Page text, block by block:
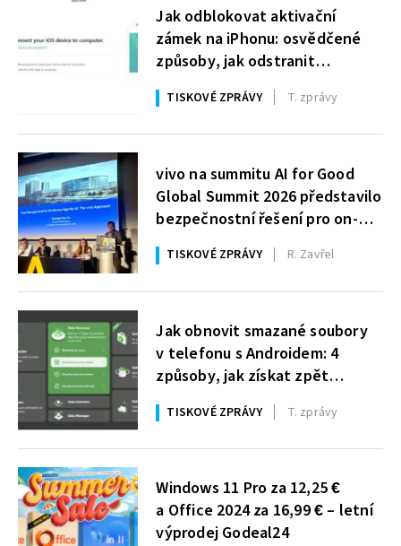
Jak odblokovat aktivační
zámek na iPhonu: osvědčené
způsoby, jak odstranit
Activation Lock
TISKOVÉ ZPRÁVY T. zprávy
vivo na summitu AI for Good
Global Summit 2026 představilo
bezpečnostní řešení pro on-
device AI
TISKOVÉ ZPRÁVY R. Zavřel
Jak obnovit smazané soubory
v telefonu s Androidem: 4
způsoby, jak získat zpět
fotografie a data
TISKOVÉ ZPRÁVY T. zprávy
Windows 11 Pro za 12,25 €
a Office 2024 za 16,99 € – letní
výprodej Godeal24